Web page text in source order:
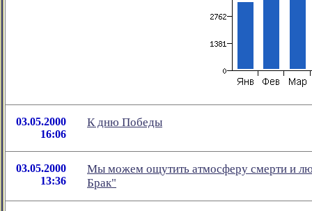
03.05.2000
16:06
К дню Победы
03.05.2000
13:36
Мы можем ощутить атмосферу смерти и
Брак"